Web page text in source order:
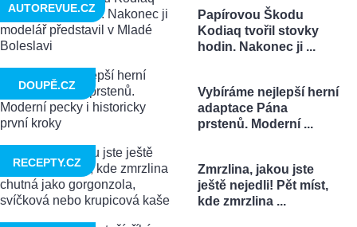
Papírovou Škodu
Kodiaq tvořil stovky
hodin. Nakonec ji ...
AUTOREVUE.CZ
Vybíráme nejlepší herní
adaptace Pána
prstenů. Moderní ...
DOUPĚ.CZ
Zmrzlina, jakou jste
ještě nejedli! Pět míst,
kde zmrzlina ...
RECEPTY.CZ